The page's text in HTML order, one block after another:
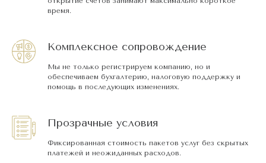
время.
Комплексное сопровождение
Мы не только регистрируем компанию, но и
обеспечиваем бухгалтерию, налоговую поддержку и
помощь в последующих изменениях.
Прозрачные условия
Фиксированная стоимость пакетов услуг без скрытых
платежей и неожиданных расходов.